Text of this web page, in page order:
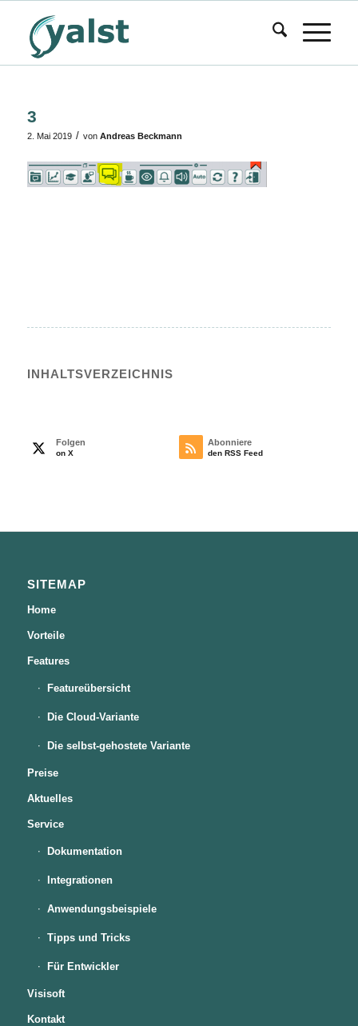
3
2. Mai 2019 / von Andreas Beckmann
INHALTS­VERZEICHNIS
Folgen
on X
Abonniere
den RSS Feed
SITEMAP
Home
Vorteile
Features
Featureübersicht
Die Cloud-Variante
Die selbst-gehostete Variante
Preise
Aktuelles
Service
Dokumentation
Integrationen
Anwendungsbeispiele
Tipps und Tricks
Für Entwickler
Visisoft
Kontakt